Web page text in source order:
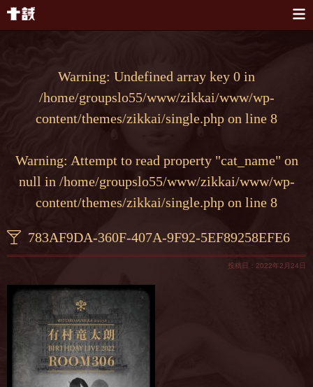
Warning: Undefined array key 0 in
/home/groupslo55/www/zikkai/www/wp-
content/themes/zikkai/single.php on line 8
Warning: Attempt to read property "cat_name" on
null in /home/groupslo55/www/zikkai/www/wp-
content/themes/zikkai/single.php on line 8
783AF9DA-360F-407A-9F92-5EF89258EFE6
投稿日：2022年2月24日